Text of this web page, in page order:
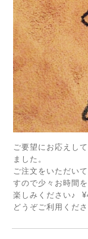
ご要望にお応えし
ました。
ご注文をいただい
すので少々お時間
楽しみください♪
どうぞご利用くださ